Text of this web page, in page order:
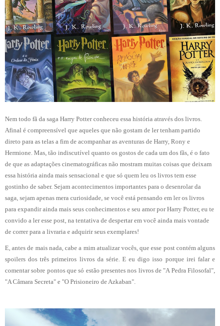
Nem todo fã da saga Harry Potter conheceu essa história através dos livros.
Afinal é compreensível que aqueles que não gostam de ler tenham partido
direto para as telas a fim de acompanhar as aventuras de Harry, Rony e
Hermione. Mas, tão indiscutível quanto os gostos de cada um dos fãs, é o fato
de que as adaptações cinematográficas não mostram muitas coisas que deixam
essa história ainda mais sensacional e que só quem leu os livros tem esse
gostinho de saber. Sejam acontecimentos importantes para o desenrolar da
saga, sejam apenas mera curiosidade, se você está pensando em ler os livros
para expandir ainda mais seus conhecimentos e seu amor por Harry Potter, eu te
convido a ler esse post, na tentativa de despertar em você ainda mais vontade
de correr para a livraria e adquirir seus exemplares!
E, antes de mais nada, cabe a mim atualizar vocês, que esse post contém alguns
spoilers dos três primeiros livros da série. E eu digo isso porque irei falar e
comentar sobre pontos que só estão presentes nos livros de "A Pedra Filosofal",
"A Câmara Secreta" e "O Prisioneiro de Azkaban".